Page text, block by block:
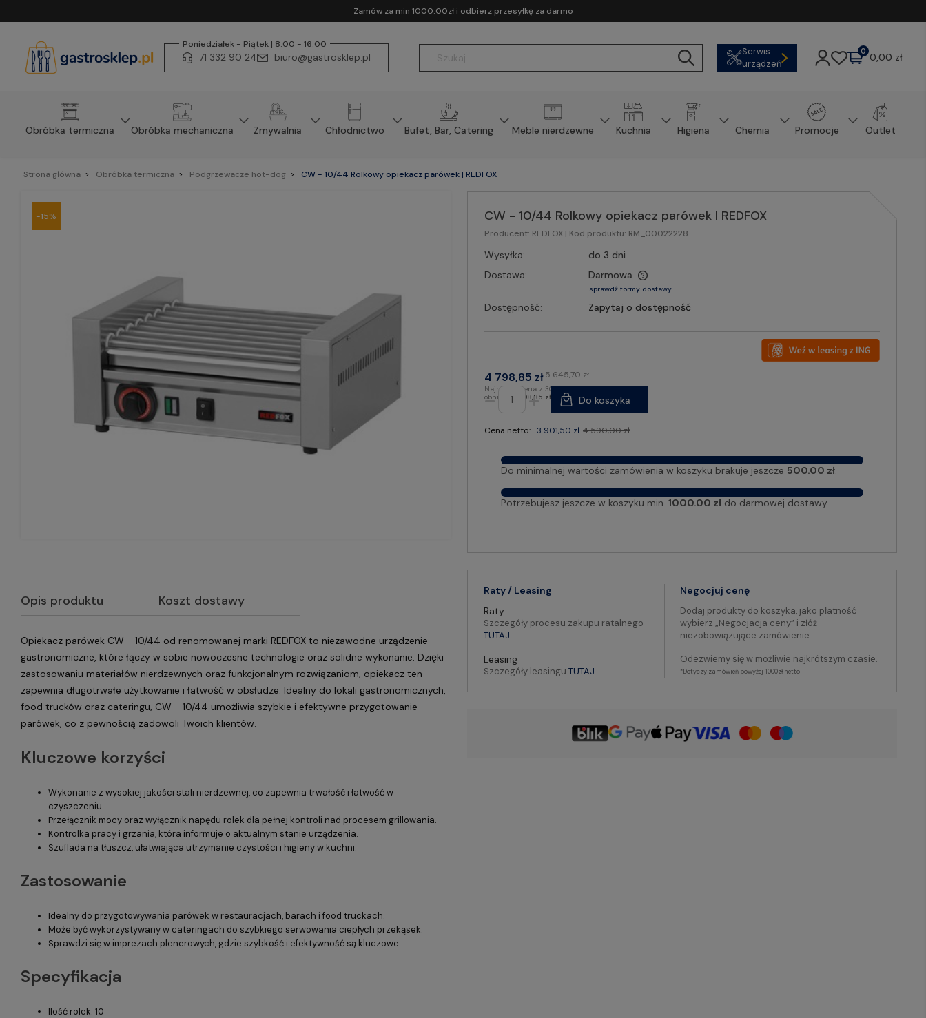
Zamów za min 1000.00zł i odbierz przesyłkę za darmo
Poniedziałek - Piątek | 8:00 - 16:00
71 332 90 24 biuro@gastrosklep.pl
Serwis
urządzeń
0,00 zł
0
Obróbka termiczna Obróbka mechaniczna Zmywalnia Chłodnictwo Bufet, Bar, Catering Meble nierdzewne Kuchnia Higiena Chemia Promocje Outlet
Strona główna Obróbka termiczna Podgrzewacze hot-dog CW - 10/44 Rolkowy opiekacz parówek | REDFOX
-15%
Opis produktu Koszt dostawy
Opiekacz parówek CW - 10/44 od renomowanej marki REDFOX to niezawodne urządzenie
gastronomiczne, które łączy w sobie nowoczesne technologie oraz solidne wykonanie. Dzięki
zastosowaniu materiałów nierdzewnych oraz funkcjonalnym rozwiązaniom, opiekacz ten
zapewnia długotrwałe użytkowanie i łatwość w obsłudze. Idealny do lokali gastronomicznych,
food trucków oraz cateringu, CW - 10/44 umożliwia szybkie i efektywne przygotowanie
parówek, co z pewnością zadowoli Twoich klientów.
Kluczowe korzyści
Wykonanie z wysokiej jakości stali nierdzewnej, co zapewnia trwałość i łatwość w
czyszczeniu.
Przełącznik mocy oraz wyłącznik napędu rolek dla pełnej kontroli nad procesem grillowania.
Kontrolka pracy i grzania, która informuje o aktualnym stanie urządzenia.
Szuflada na tłuszcz, ułatwiająca utrzymanie czystości i higieny w kuchni.
Zastosowanie
Idealny do przygotowywania parówek w restauracjach, barach i food truckach.
Może być wykorzystywany w cateringach do szybkiego serwowania ciepłych przekąsek.
Sprawdzi się w imprezach plenerowych, gdzie szybkość i efektywność są kluczowe.
Specyfikacja
Ilość rolek: 10
CW - 10/44 Rolkowy opiekacz parówek | REDFOX
Producent: REDFOX | Kod produktu: RM_00022228
Wysyłka:
do 3 dni
Dostawa:
Darmowa
sprawdź formy dostawy
Dostępność: Zapytaj o dostępność
4 798,85 zł5 645,70 zł
Najniższa cena z 30 dni przed
obniżką: 4 798,85 zł
Cena netto: 3 901,50 zł 4 590,00 zł
Do koszyka
Do minimalnej wartości zamówienia w koszyku brakuje jeszcze 500.00 zł.
Potrzebujesz jeszcze w koszyku min. 1000.00 złdo darmowej dostawy.
Raty / Leasing
Raty
Szczegóły procesu zakupu ratalnego
TUTAJ
Leasing
Szczegóły leasinguTUTAJ
Negocjuj cenę
Dodaj produkty do koszyka, jako płatność
wybierz „Negocjacja ceny” i złóż
niezobowiązujące zamówienie.
Odezwiemy się w możliwie najkrótszym czasie.
*Dotyczy zamówień powyżej 1000zł netto